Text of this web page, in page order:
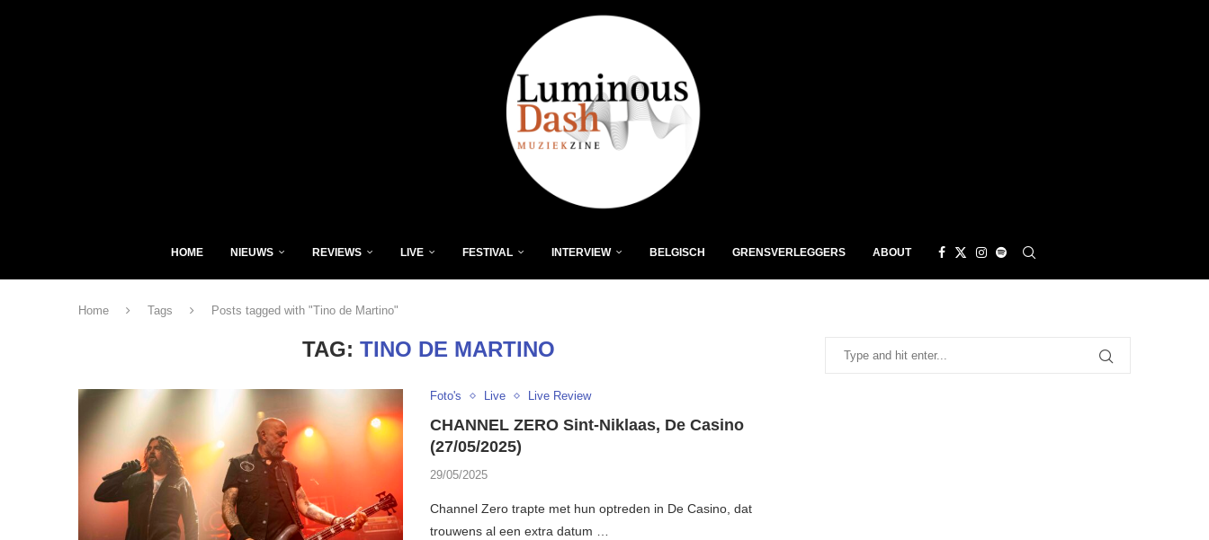
HOME NIEUWS REVIEWS LIVE FESTIVAL INTERVIEW BELGISCH GRENSVERLEGGERS ABOUT
Home Tags Posts tagged with "Tino de Martino"
TAG:TINO DE MARTINO
Foto's Live Live Review
CHANNEL ZERO Sint-Niklaas, De Casino
(27/05/2025)
29/05/2025
Channel Zero trapte met hun optreden in De Casino, dat
trouwens al een extra datum …